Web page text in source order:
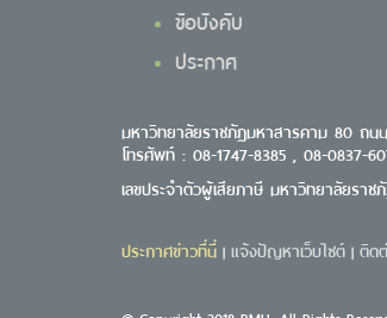
ข้อบังคับ
ประกาศ
มหาวิทยาลัยราชภัฏมหาสารคาม 80 ถ
โทรศัพท์ : 08-1747-8385 , 08-0837-
เลขประจำตัวผู้เสียภาษี มหาวิทยาลัยรา
ประกาศข่าวที่นี่ | แจ้งปัญหาเว็บไซต์ | ติด